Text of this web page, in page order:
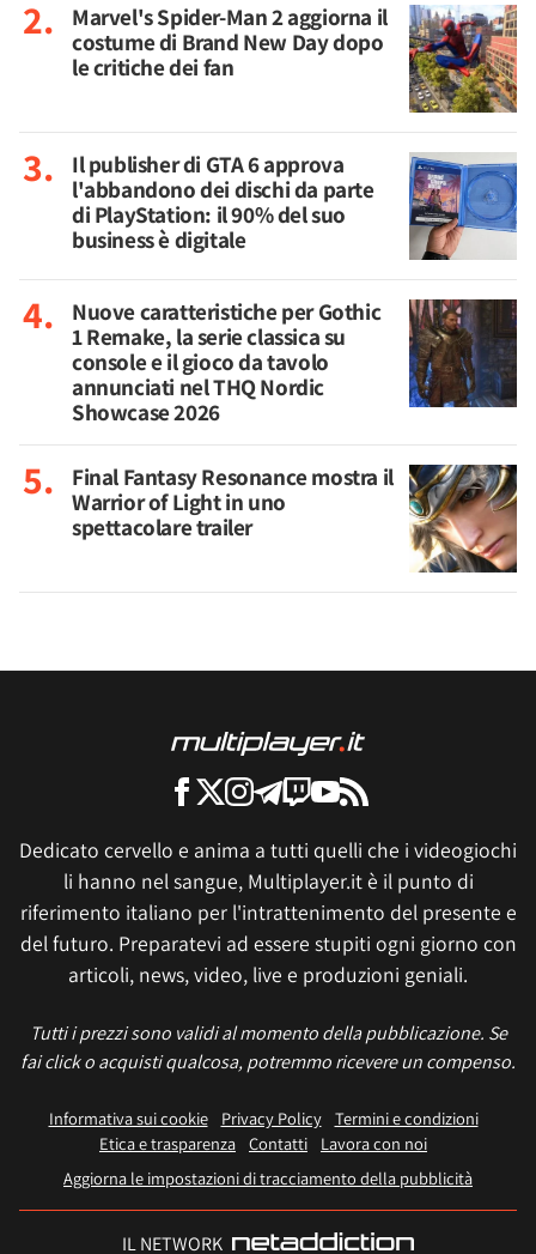
Marvel's Spider-Man 2 aggiorna il
costume di Brand New Day dopo
le critiche dei fan
Il publisher di GTA 6 approva
l'abbandono dei dischi da parte
di PlayStation: il 90% del suo
business è digitale
Nuove caratteristiche per Gothic
1 Remake, la serie classica su
console e il gioco da tavolo
annunciati nel THQ Nordic
Showcase 2026
Final Fantasy Resonance mostra il
Warrior of Light in uno
spettacolare trailer
Dedicato cervello e anima a tutti quelli che i videogiochi
li hanno nel sangue, Multiplayer.it è il punto di
riferimento italiano per l'intrattenimento del presente e
del futuro. Preparatevi ad essere stupiti ogni giorno con
articoli, news, video, live e produzioni geniali.
Tutti i prezzi sono validi al momento della pubblicazione. Se
fai click o acquisti qualcosa, potremmo ricevere un compenso.
Informativa sui cookie Privacy Policy
Termini e condizioni
Etica e trasparenza Contatti
Lavora con noi
Aggiorna le impostazioni di tracciamento della pubblicità
IL NETWORK